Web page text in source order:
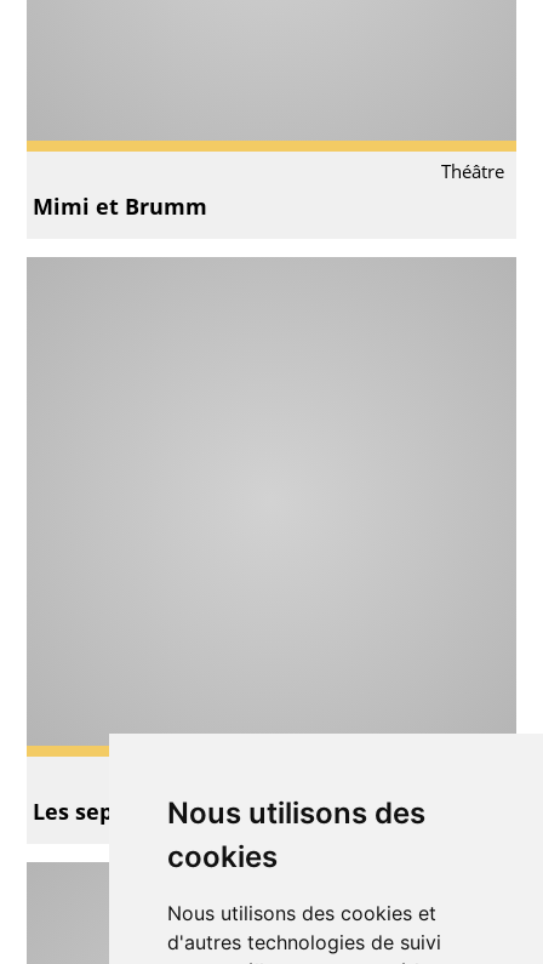
Nous utilisons des
cookies
Nous utilisons des cookies et
d'autres technologies de suivi
Théâtre
Mimi et Brumm
Les sept corbeaux